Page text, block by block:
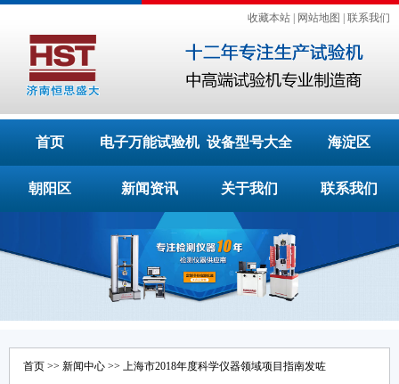
收藏本站 网站地图 联系我们
首页 电子万能试验机 设备型号大全 海淀区
朝阳区 新闻资讯 关于我们 联系我们
首页 >> 新闻中心 >> 上海市2018年度科学仪器领域项目指南发咗